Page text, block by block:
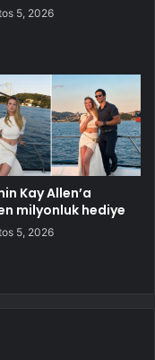
5, 2026
Kay Allen’a
milyonluk hediye
5, 2026